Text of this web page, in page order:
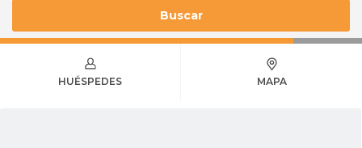
Buscar
HUÉSPEDES MAPA